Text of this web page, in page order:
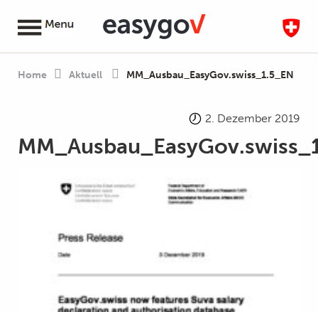
Home Aktuell MM_Ausbau_EasyGov.swiss_1.5_EN
2. Dezember 2019